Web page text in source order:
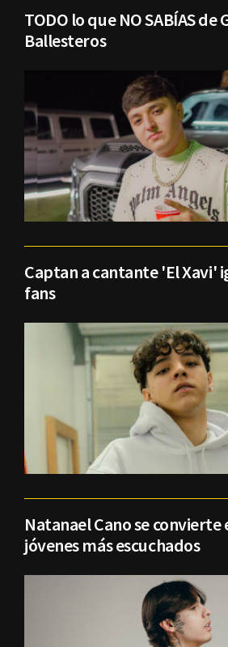
TODO lo que NO SABÍAS de
Ballesteros
Captan a cantante 'El Xavi'
fans
Natanael Cano se convierte
jóvenes más escuchados